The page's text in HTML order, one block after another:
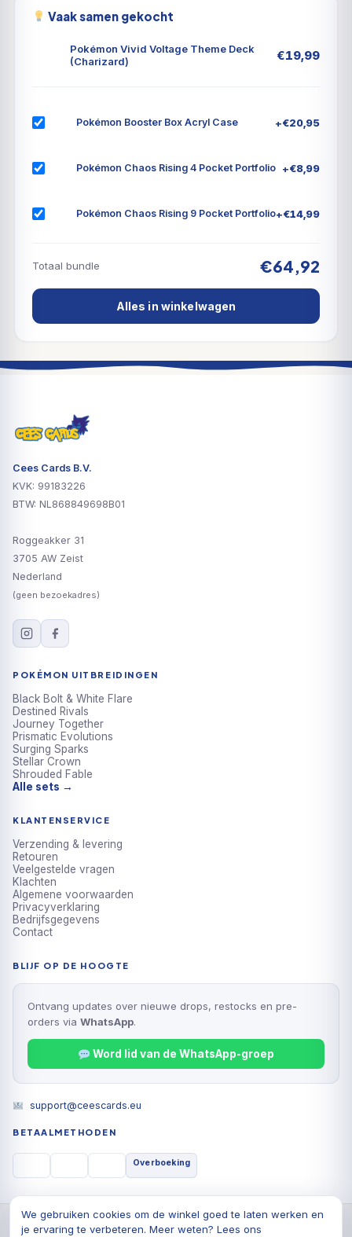
Vaak samen gekocht
Pokémon Vivid Voltage Theme Deck
(Charizard)
€19,99
Pokémon Booster Box Acryl Case +€20,95
Pokémon Chaos Rising 4 Pocket Portfolio +€8,99
Pokémon Chaos Rising 9 Pocket Portfolio+€14,99
Totaal bundle €64,92
Alles in winkelwagen
Cees Cards B.V.
KVK: 99183226
BTW: NL868849698B01
Roggeakker 31
3705 AW Zeist
Nederland
(geen bezoekadres)
POKÉMON UITBREIDINGEN
Black Bolt & White Flare
Destined Rivals
Journey Together
Prismatic Evolutions
Surging Sparks
Stellar Crown
Shrouded Fable
Alle sets →
KLANTENSERVICE
Verzending & levering
Retouren
Veelgestelde vragen
Klachten
Algemene voorwaarden
Privacyverklaring
Bedrijfsgegevens
Contact
BLIJF OP DE HOOGTE
Ontvang updates over nieuwe drops, restocks en pre-
orders via WhatsApp.
Word lid van de WhatsApp-groep
support@ceescards.eu
BETAALMETHODEN
Overboeking
© 2026 Cees Cards B.V., Alle rechten voorbehouden
PrivacyverklaringAlgemene voorwaarden Cookiebeleid
We gebruiken cookies om de winkel goed te laten werken en
je ervaring te verbeteren. Meer weten? Lees ons